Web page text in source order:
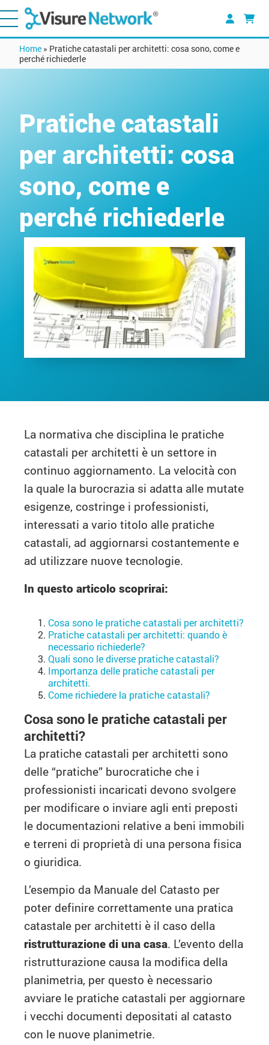
Home » Pratiche catastali per architetti: cosa sono, come e
perché richiederle
Pratiche catastali
per architetti: cosa
sono, come e
perché richiederle
La normativa che disciplina le pratiche
catastali per architetti è un settore in
continuo aggiornamento. La velocità con
la quale la burocrazia si adatta alle mutate
esigenze, costringe i professionisti,
interessati a vario titolo alle pratiche
catastali, ad aggiornarsi costantemente e
ad utilizzare nuove tecnologie.
In questo articolo scoprirai:
Cosa sono le pratiche catastali per architetti?
Pratiche catastali per architetti: quando è
necessario richiederle?
Quali sono le diverse pratiche catastali?
Importanza delle pratiche catastali per
architetti.
Come richiedere la pratiche catastali?
Cosa sono le pratiche catastali per
architetti?
La pratiche catastali per architetti sono
delle “pratiche” burocratiche che i
professionisti incaricati devono svolgere
per modificare o inviare agli enti preposti
le documentazioni relative a beni immobili
e terreni di proprietà di una persona fisica
o giuridica.
L’esempio da Manuale del Catasto per
poter definire correttamente una pratica
catastale per architetti è il caso della
ristrutturazione di una casa. L’evento della
ristrutturazione causa la modifica della
planimetria, per questo è necessario
avviare le pratiche catastali per aggiornare
i vecchi documenti depositati al catasto
con le nuove planimetrie.